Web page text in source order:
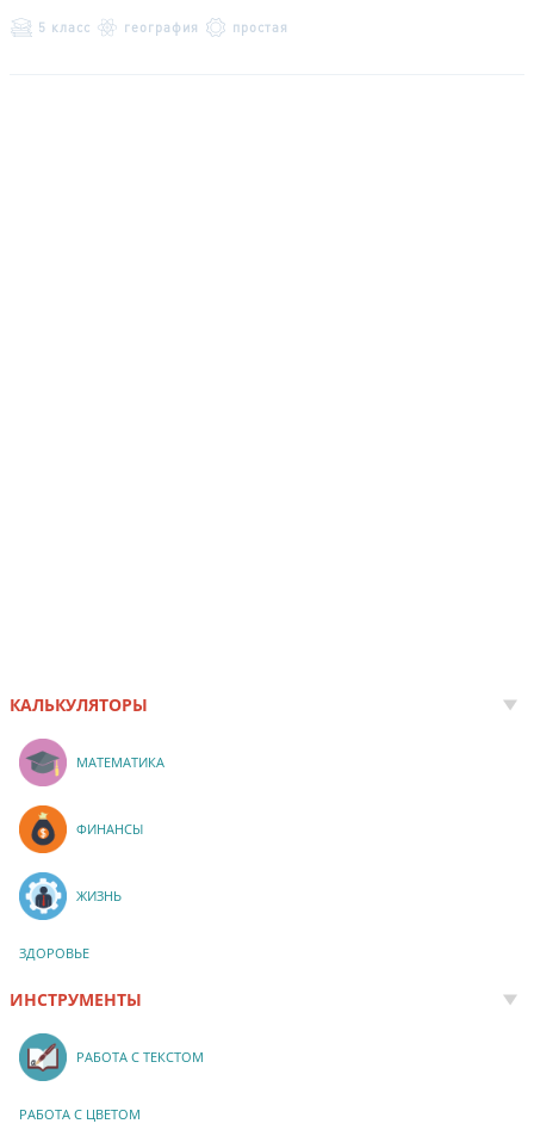
5 класс география простая
КАЛЬКУЛЯТОРЫ
МАТЕМАТИКА
ФИНАНСЫ
ЖИЗНЬ
ЗДОРОВЬЕ
ИНСТРУМЕНТЫ
РАБОТА С ТЕКСТОМ
РАБОТА С ЦВЕТОМ